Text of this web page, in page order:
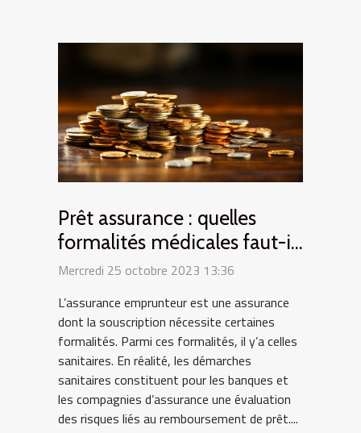
Prêt assurance : quelles
formalités médicales faut-il
remplir ?
Mercredi 25 octobre 2023 13:36
L’assurance emprunteur est une assurance
dont la souscription nécessite certaines
formalités. Parmi ces formalités, il y’a celles
sanitaires. En réalité, les démarches
sanitaires constituent pour les banques et
les compagnies d’assurance une évaluation
des risques liés au remboursement de prêt....